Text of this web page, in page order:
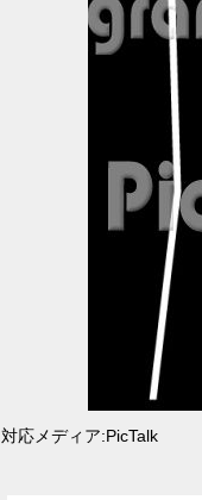
対応メディア:PicTalk